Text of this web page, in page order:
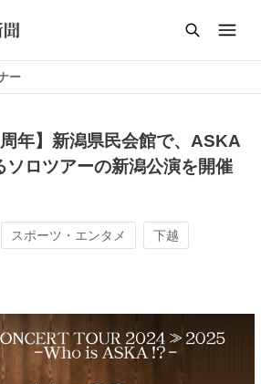
ー
周年】新潟県民会館で、ASKA
ソロツアーの新潟公演を開催
スポーツ・エンタメ 下越